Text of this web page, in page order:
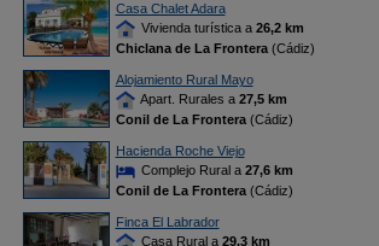
Casa Chalet Adara
Vivienda turística a 26,2 km
Chiclana de La Frontera(Cádiz)
Alojamiento Rural Mayo
Apart. Rurales a 27,5 km
Conil de La Frontera(Cádiz)
Hacienda Roche Viejo
Complejo Rural a 27,6 km
Conil de La Frontera(Cádiz)
Finca El Labrador
Casa Rural a 29,3 km